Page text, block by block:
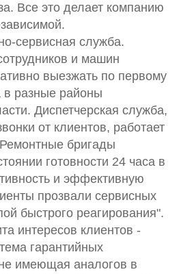
Все это делает компанию
сервисная служба.
и машин
выезжать по первому
в разные районы
Диспетчерская служба,
от клиентов, работает
Ремонтные бригады
готовности 24 часа в
и эффективную
прозвали сервисных
быстрого реагирования".
интересов клиентов -
гарантийных
имеющая аналогов в